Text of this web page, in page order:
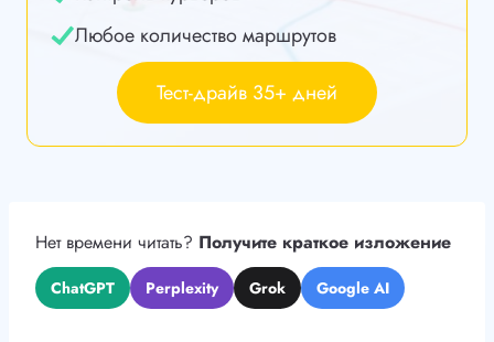
Любое количество маршрутов
Тест-драйв 35+ дней
Нет времени читать? Получите краткое изложение
ChatGPT Perplexity Grok Google AI